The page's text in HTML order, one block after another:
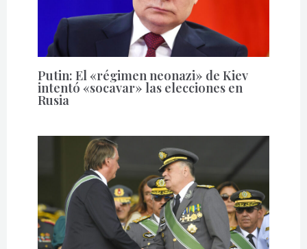
Putin: El «régimen neonazi» de Kiev
intentó «socavar» las elecciones en
Rusia